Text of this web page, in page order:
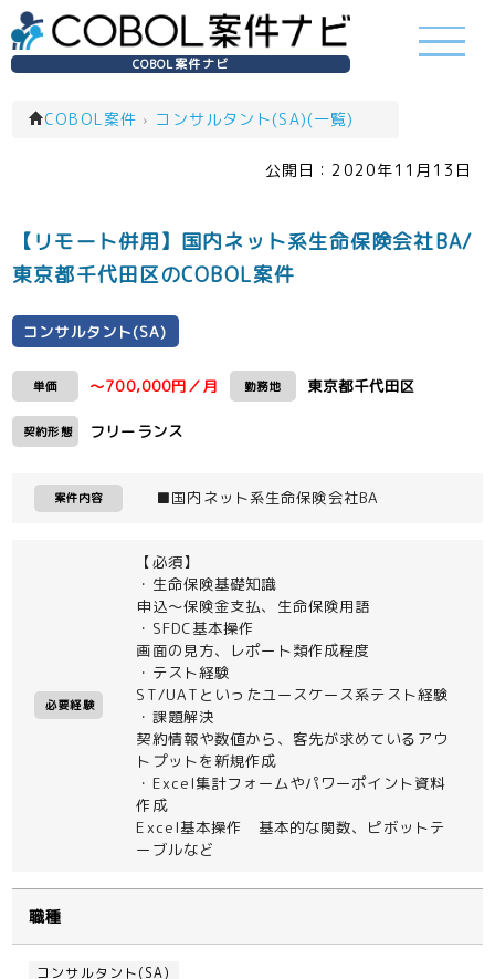
COBOL案件ナビ
COBOL案件 › コンサルタント(SA)(一覧)
公開日： 2020年11月13日
【リモート併用】国内ネット系生命保険会社BA/
東京都千代田区のCOBOL案件
コンサルタント(SA)
単価 ～700,000円／月 勤務地 東京都千代田区
契約形態 フリーランス
案件内容 ■国内ネット系生命保険会社BA
必要経験
【必須】
・生命保険基礎知識
申込～保険金支払、生命保険用語
・SFDC基本操作
画面の見方、レポート類作成程度
・テスト経験
ST/UATといったユースケース系テスト経験
・課題解決
契約情報や数値から、客先が求めているアウ
トプットを新規作成
・Excel集計フォームやパワーポイント資料
作成
Excel基本操作 基本的な関数、ピボットテ
ーブルなど
職種
コンサルタント(SA)